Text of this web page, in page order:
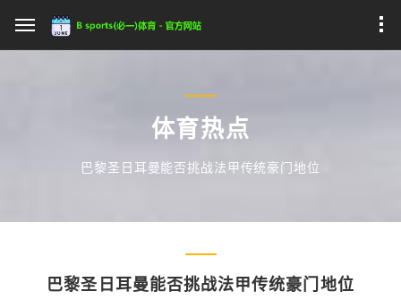
体育热点
巴黎圣日耳曼能否挑战法甲传统豪门地位
巴黎圣日耳曼能否挑战法甲传统豪门地位